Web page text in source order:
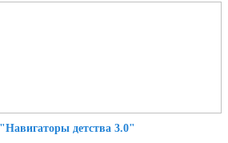
детства 3.0"